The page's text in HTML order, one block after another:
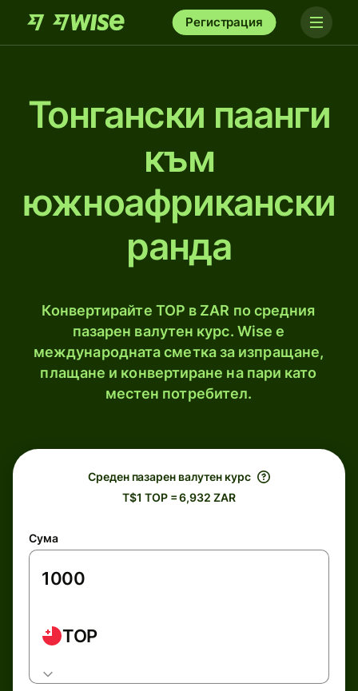
Регистрация
Тонгански паанги
към
южноафрикански
рандa
Конвертирайте TOP в ZAR по средния
пазарен валутен курс. Wise е
международната сметка за изпращане,
плащане и конвертиране на пари като
местен потребител.
Среден пазарен валутен курс
T$1 TOP = 6,932 ZAR
Сума
TOP